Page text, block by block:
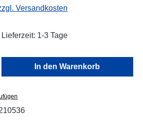
Versandkosten
1-3 Tage
Gib den gewünschten
In den Warenkorb